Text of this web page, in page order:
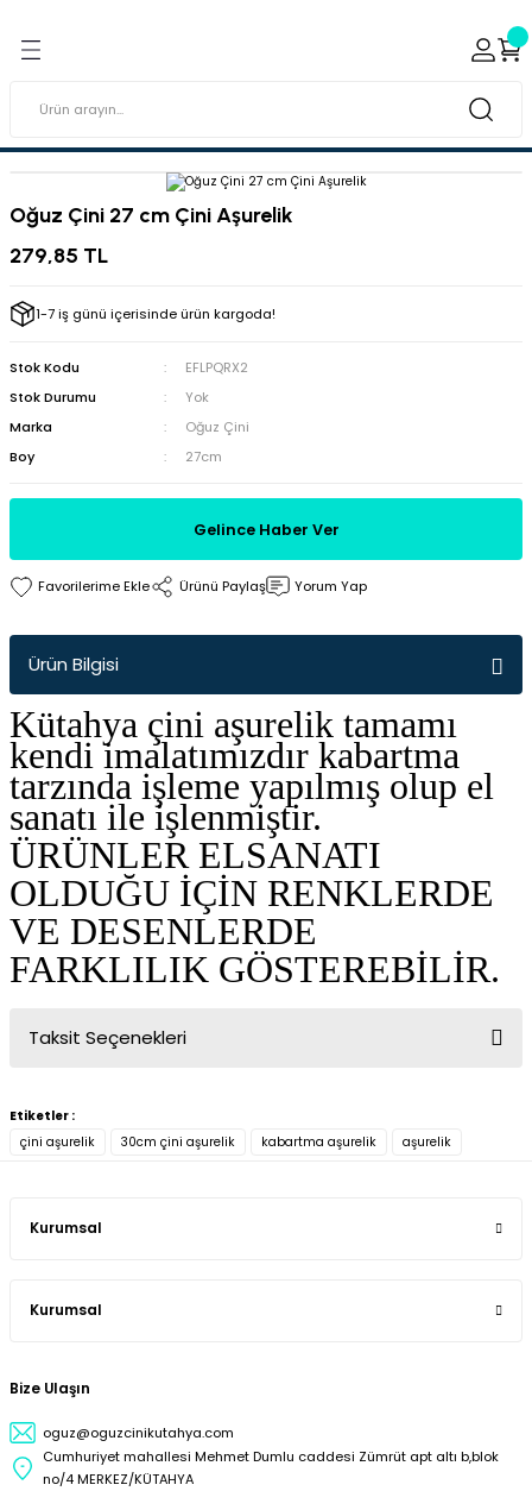
Porselen Boyaları (Toz
Boyaları
Tabaklar
Oğuz Çini 27 cm Çini Aşurelik
279,85 TL
1-7 iş günü içerisinde ürün kargoda!
Stok Kodu
EFLPQRX2
Stok Durumu
Yok
Marka
Oğuz Çini
Boy
27cm
Gelince Haber Ver
Ürünü Paylaş Yorum Yap
Ürün Bilgisi
Kütahya çini aşurelik tamamı
kendi imalatımızdır kabartma
tarzında işleme yapılmış olup el
sanatı ile işlenmiştir.
ÜRÜNLER ELSANATI
OLDUĞU İÇİN RENKLERDE
VE DESENLERDE
FARKLILIK GÖSTEREBİLİR.
Taksit Seçenekleri
Etiketler :
çini aşurelik
30cm çini aşurelik kabartma aşurelik aşurelik
Kurumsal
Kurumsal
Bize Ulaşın
oguz@oguzcinikutahya.com
Cumhuriyet mahallesi Mehmet Dumlu caddesi Zümrüt apt altı b,blok
no/4 MERKEZ/KÜTAHYA